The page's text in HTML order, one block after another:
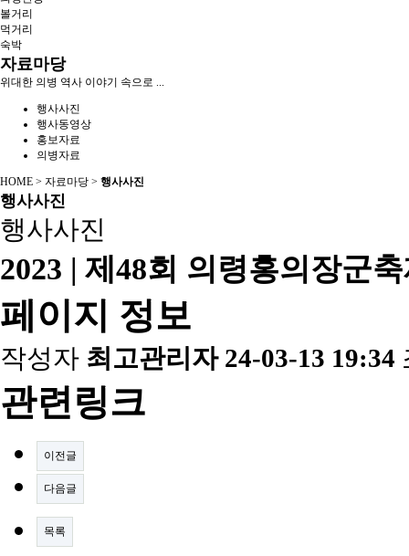
볼거리
먹거리
숙박
자료마당
위대한 의병 역사 이야기 속으로 ...
행사사진
행사동영상
홍보자료
의병자료
HOME > 자료마당 > 행사사진
행사사진
행사사진
2023 | 제48회 의령홍의장군
페이지 정보
작성자 최고관리자 24-03-13 19:34
관련링크
이전글
다음글
목록